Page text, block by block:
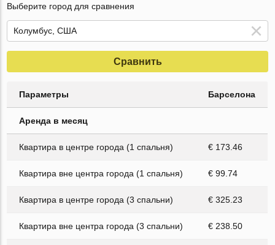
Выберите город для сравнения
Сравнить
Параметры Барселона
Аренда в месяц
Квартира в центре города (1 спальня) € 173.46
Квартира вне центра города (1 спальня) € 99.74
Квартира в центре города (3 спальни) € 325.23
Квартира вне центра города (3 спальни) € 238.50